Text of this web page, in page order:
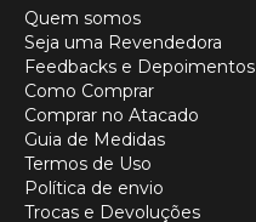
Quem somos
Seja uma Revendedora
Feedbacks e Depoimentos
Como Comprar
Comprar no Atacado
Guia de Medidas
Termos de Uso
Política de envio
Trocas e Devoluções